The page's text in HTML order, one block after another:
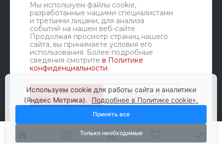
Мы используем файлы cookie,
разработанные нашими специалистами
и третьими лицами, для анализа
событий на нашем веб-сайте.
Продолжая просмотр страниц нашего
сайта, вы принимаете условия его
использования. Более подробные
сведения смотрите в Политике
конфиденциальности.
Принимаю Подробнее
Мы в соц. сетях
© 2010-2026 Glavbusina, Все права защищены
Используем cookie для работы сайта и аналитики
(Яндекс Метрика). Подробнее в Политике cookie».
Принять все
Только необходимые